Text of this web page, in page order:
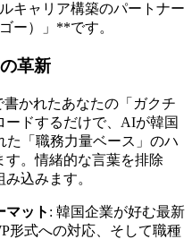
キャリア構築のパートナー
ー）」**です。
革新
書かれたあなたの「ガクチ
ードするだけで、AIが韓国
「職務力量ベース」のハ
す。情緒的な言葉を排除
込みます。
マット : 韓国企業が好む最新
形式への対応、そして職種